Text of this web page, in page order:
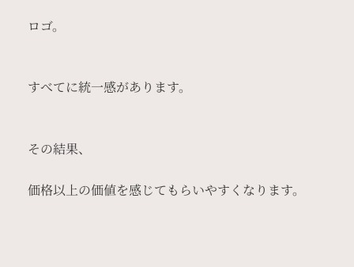
ロゴ。
すべてに統一感があります。
その結果、
価格以上の価値を感じてもらいやすくなります。